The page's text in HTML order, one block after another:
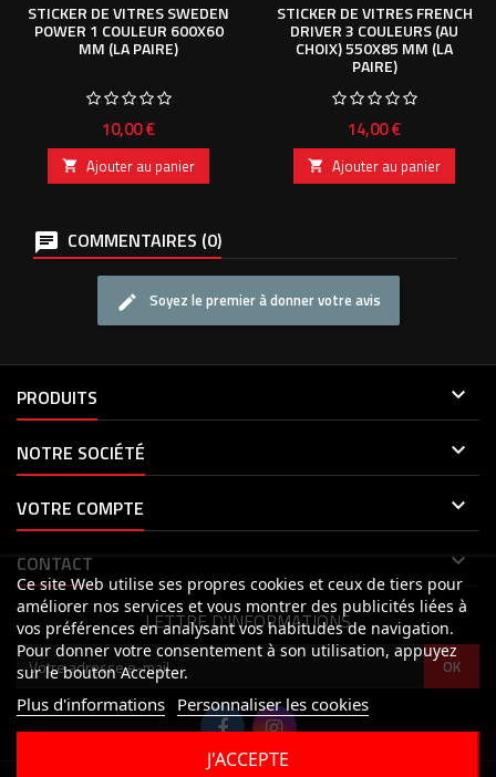
STICKER DE VITRES SWEDEN
POWER 1 COULEUR 600X60
MM (LA PAIRE)
Prix
10,00 €
 Ajouter au panier
STICKER DE VITRES FRENCH
DRIVER 3 COULEURS (AU
CHOIX) 550X85 MM (LA
PAIRE)
Prix
14,00 €
 Ajouter au panier
COMMENTAIRES (0)
Soyez le premier à donner votre avis
PRODUITS 
NOTRE SOCIÉTÉ 
VOTRE COMPTE 
CONTACT 
Ce site Web utilise ses propres cookies et ceux de tiers pour
améliorer nos services et vous montrer des publicités liées à
vos préférences en analysant vos habitudes de navigation.
Pour donner votre consentement à son utilisation, appuyez
sur le bouton Accepter.
Plus d'informations Personnaliser les cookies
J'ACCEPTE
LETTRE D'INFORMATIONS